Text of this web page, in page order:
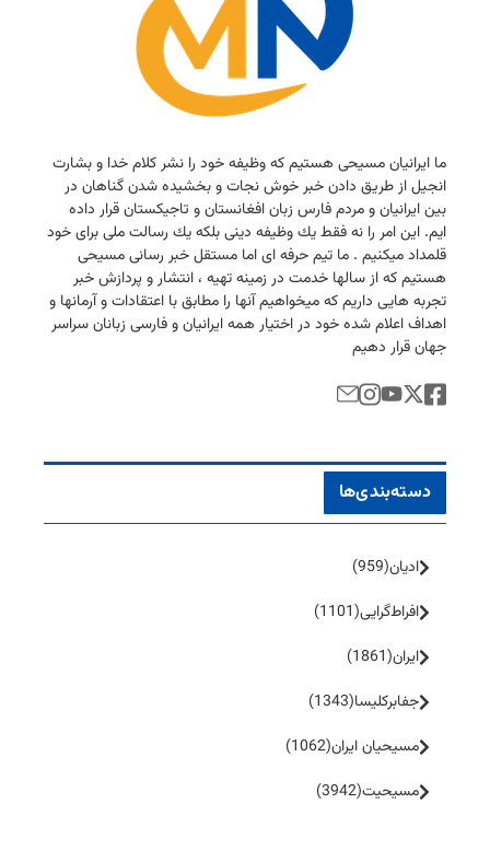
ما ایرانیان مسیحی هستیم كه وظیفه خود را نشر كلام خدا و بشارت
انجیل از طریق دادن خبر خوش نجات و بخشیده شدن گناهان در
بین ایرانیان و مردم فارس زبان افغانستان و تاجیكستان قرار داده
ایم. این امر را نه فقط یك وظیفه دینی بلكه یك رسالت ملی برای خود
قلمداد میكنیم . ما تیم حرفه ای اما مستقل خبر رسانی مسیحی
هستیم كه از سالها خدمت در زمینه تهیه ، انتشار و پردازش خبر
تجربه هایی داریم كه میخواهیم آنها را مطابق با اعتقادات و آرمانها و
اهداف اعلام شده خود در اختیار همه ایرانیان و فارسی زبانان سراسر
جهان قرار دهیم
دسته‌بندی‌ها
ادیان(959)
افراط‌گرایی(1101)
ایران(1861)
جفا‌بر‌کلیسا(1343)
مسیحیان ایران(1062)
مسیحیت(3942)